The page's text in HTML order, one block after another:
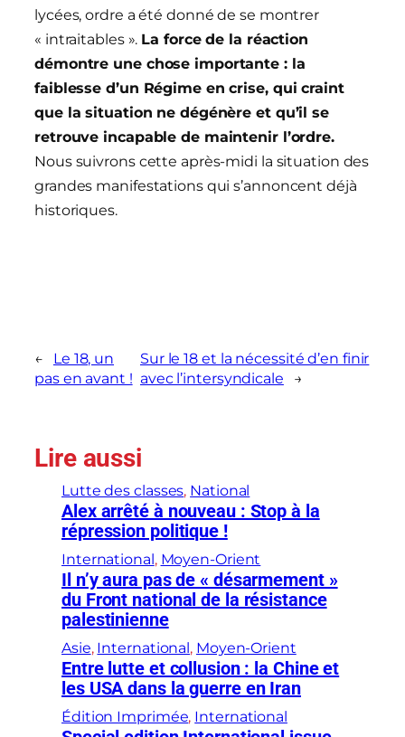
lycées, ordre a été donné de se montrer
« intraitables ». La force de la réaction
démontre une chose importante : la
faiblesse d’un Régime en crise, qui craint
que la situation ne dégénère et qu’il se
retrouve incapable de maintenir l’ordre.
Nous suivrons cette après-midi la situation des
grandes manifestations qui s’annoncent déjà
historiques.
←
Le 18, un
pas en avant !
Sur le 18 et la nécessité d’en finir
avec l’intersyndicale
→
Lire aussi
Lutte des classes, National
Alex arrêté à nouveau : Stop à la
répression politique !
International , Moyen-Orient
Il n’y aura pas de « désarmement »
du Front national de la résistance
palestinienne
Asie, International , Moyen-Orient
Entre lutte et collusion : la Chine et
les USA dans la guerre en Iran
Édition Imprimée, International